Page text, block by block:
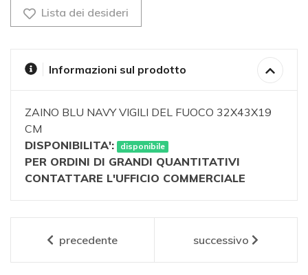
Lista dei desideri
Informazioni sul prodotto
ZAINO BLU NAVY VIGILI DEL FUOCO 32X43X19
CM
DISPONIBILITA':
disponibile
PER ORDINI DI GRANDI QUANTITATIVI
CONTATTARE L'UFFICIO COMMERCIALE
precedente successivo